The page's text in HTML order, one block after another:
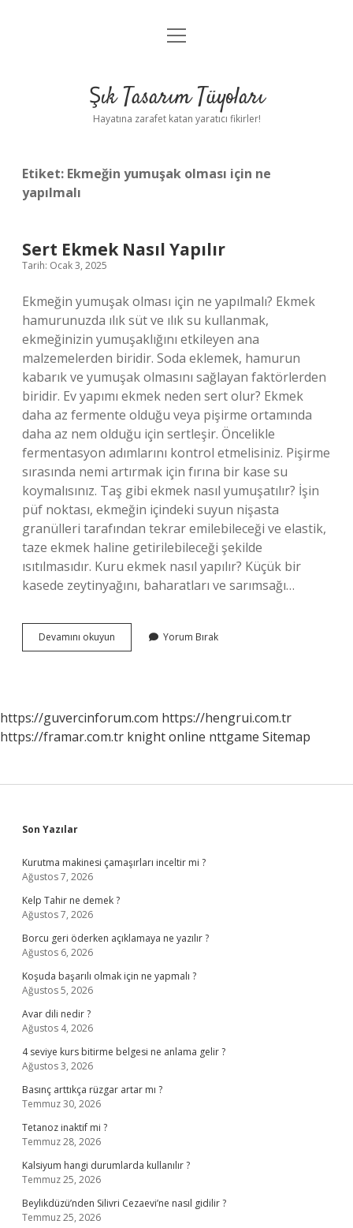
Anasayfa
Yasal Uyarı
menüyü
Şık Tasarım Tüyoları
Hayatına zarafet katan yaratıcı fikirler!
Etiket: Ekmeğin yumuşak olması için ne
yapılmalı
Sert Ekmek Nasıl Yapılır
Tarih: Ocak 3, 2025
Ekmeğin yumuşak olması için ne yapılmalı? Ekmek
hamurunuzda ılık süt ve ılık su kullanmak,
ekmeğinizin yumuşaklığını etkileyen ana
malzemelerden biridir. Soda eklemek, hamurun
kabarık ve yumuşak olmasını sağlayan faktörlerden
biridir. Ev yapımı ekmek neden sert olur? Ekmek
daha az fermente olduğu veya pişirme ortamında
daha az nem olduğu için sertleşir. Öncelikle
fermentasyon adımlarını kontrol etmelisiniz. Pişirme
sırasında nemi artırmak için fırına bir kase su
koymalısınız. Taş gibi ekmek nasıl yumuşatılır? İşin
püf noktası, ekmeğin içindeki suyun nişasta
granülleri tarafından tekrar emilebileceği ve elastik,
taze ekmek haline getirilebileceği şekilde
ısıtılmasıdır. Kuru ekmek nasıl yapılır? Küçük bir
kasede zeytinyağını, baharatları ve sarımsağı…
Devamını okuyun
Ekmek
Yorum Bırak
https://guvercinforum.com https://hengrui.com.tr
https://framar.com.tr knight online nttgame Sitemap
Sidebar
Son Yazılar
Kurutma makinesi çamaşırları inceltir mi ?
Ağustos 7, 2026
Kelp Tahir ne demek ?
Ağustos 7, 2026
Borcu geri öderken açıklamaya ne yazılır ?
Ağustos 6, 2026
Koşuda başarılı olmak için ne yapmalı ?
Ağustos 5, 2026
Avar dili nedir ?
Ağustos 4, 2026
4 seviye kurs bitirme belgesi ne anlama gelir ?
Ağustos 3, 2026
Basınç arttıkça rüzgar artar mı ?
Temmuz 30, 2026
Tetanoz inaktif mi ?
Temmuz 28, 2026
Kalsiyum hangi durumlarda kullanılır ?
Temmuz 25, 2026
Beylikdüzü’nden Silivri Cezaevi’ne nasıl gidilir ?
Temmuz 25, 2026